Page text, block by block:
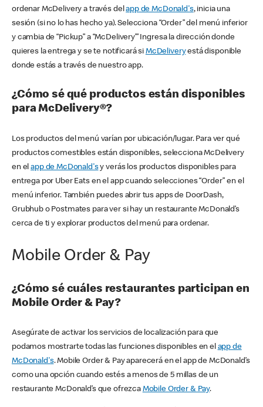
ordenar McDelivery a través delapp de McDonald's, inicia una
sesión (si no lo has hecho ya). Selecciona “Order” del menú inferior
y cambia de “Pickup” a “McDelivery’” Ingresa la dirección donde
quieres la entrega y se te notificará si McDeliveryestá disponible
donde estás a través de nuestro app.
¿Cómo sé qué productos están disponibles
para McDelivery®?
Los productos del menú varían por ubicación/lugar. Para ver qué
productos comestibles están disponibles, selecciona McDelivery
en elapp de McDonald'sy verás los productos disponibles para
entrega por Uber Eats en el app cuando selecciones “Order” en el
menú inferior. También puedes abrir tus apps de DoorDash,
Grubhub o Postmates para ver si hay un restaurante McDonald’s
cerca de ti y explorar productos del menú para ordenar.
Mobile Order & Pay
¿Cómo sé cuáles restaurantes participan en
Mobile Order & Pay?
Asegúrate de activar los servicios de localización para que
podamos mostrarte todas las funciones disponibles en el app de
McDonald's. Mobile Order & Pay aparecerá en el app de McDonald’s
como una opción cuando estés a menos de 5 millas de un
restaurante McDonald’s que ofrezca Mobile Order & Pay.